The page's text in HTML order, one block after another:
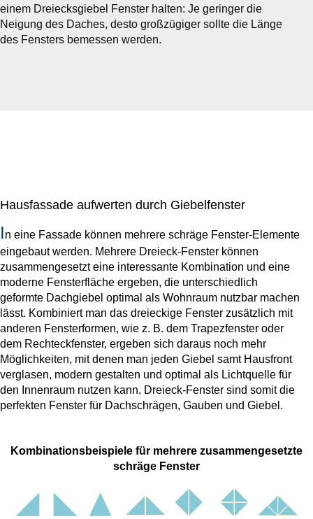
einem Dreiecksgiebel Fenster halten: Je geringer die
Neigung des Daches, desto großzügiger sollte die Länge
des Fensters bemessen werden.
Hausfassade aufwerten durch Giebelfenster
In eine Fassade können mehrere schräge Fenster-Elemente
eingebaut werden. Mehrere Dreieck-Fenster können
zusammengesetzt eine interessante Kombination und eine
moderne Fensterfläche ergeben, die unterschiedlich
geformte Dachgiebel optimal als Wohnraum nutzbar machen
lässt. Kombiniert man das dreieckige Fenster zusätzlich mit
anderen Fensterformen, wie z. B. dem Trapezfenster oder
dem Rechteckfenster, ergeben sich daraus noch mehr
Möglichkeiten, mit denen man jeden Giebel samt Hausfront
verglasen, modern gestalten und optimal als Lichtquelle für
den Innenraum nutzen kann. Dreieck-Fenster sind somit die
perfekten Fenster für Dachschrägen, Gauben und Giebel.
Kombinationsbeispiele für mehrere zusammengesetzte
schräge Fenster